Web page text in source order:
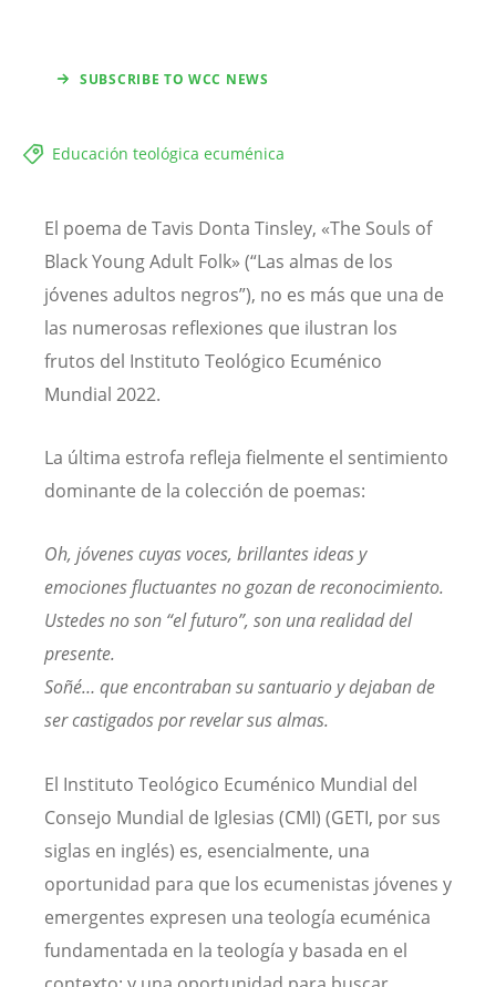
SUBSCRIBE TO WCC NEWS
Educación teológica ecuménica
El poema de Tavis Donta Tinsley, «The Souls of
Black Young Adult Folk» (“Las almas de los
jóvenes adultos negros”), no es más que una de
las numerosas reflexiones que ilustran los
frutos del Instituto Teológico Ecuménico
Mundial 2022.
La última estrofa refleja fielmente el sentimiento
dominante de la colección de poemas:
Oh, jóvenes cuyas voces, brillantes ideas y
emociones fluctuantes no gozan de reconocimiento.
Ustedes no son “el futuro”, son una realidad del
presente.
Soñé… que encontraban su santuario y dejaban de
ser castigados por revelar sus almas.
El Instituto Teológico Ecuménico Mundial del
Consejo Mundial de Iglesias (CMI) (GETI, por sus
siglas en inglés) es, esencialmente, una
oportunidad para que los ecumenistas jóvenes y
emergentes expresen una teología ecuménica
fundamentada en la teología y basada en el